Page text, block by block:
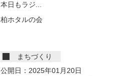
本日もラジ...
柏ホタルの会
まちづくり
公開日：2025年01月20日